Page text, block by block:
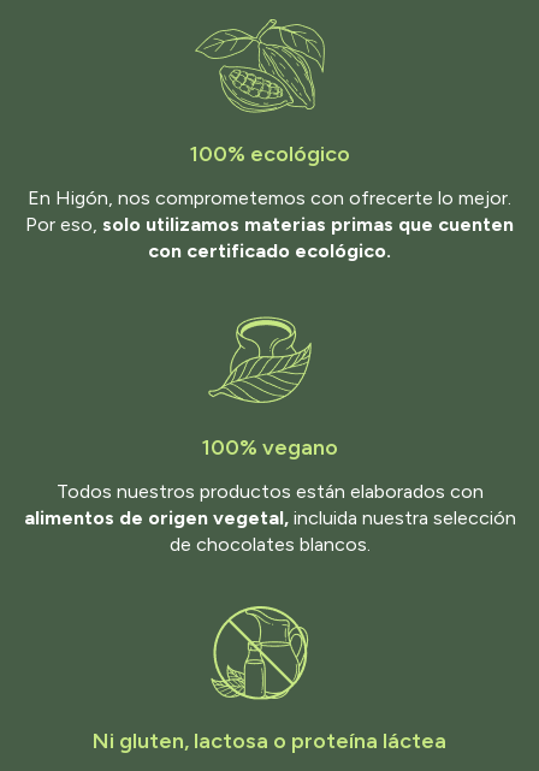
100% ecológico
En Higón, nos comprometemos con ofrecerte lo mejor.
Por eso, solo utilizamos materias primas que cuenten
con certificado ecológico.
100% vegano
Todos nuestros productos están elaborados con
alimentos de origen vegetal,incluida nuestra selección
de chocolates blancos.
Ni gluten, lactosa o proteína láctea